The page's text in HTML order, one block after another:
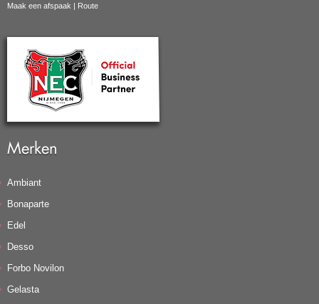
Maak een afspaak | Route
Merken
Ambiant
Bonaparte
Edel
Desso
Forbo Novilon
Gelasta